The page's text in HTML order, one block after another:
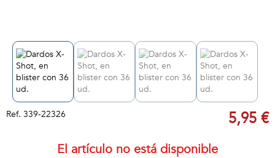
Ref. 339-22326 5,95 €
El artículo no está disponible